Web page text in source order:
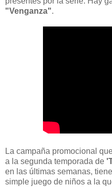
"Venganza".
La campaña promocional
a la segunda temporada de
en las últimas semanas,
simple juego de niños a la